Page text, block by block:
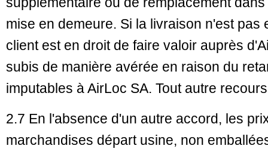
mise en demeure. Si la livraison n'est pas
client est en droit de faire valoir auprès
subis de manière avérée en raison du
imputables à AirLoc SA. Tout autre
2.7 En l'absence d'un autre accord, les
marchandises départ usine, non